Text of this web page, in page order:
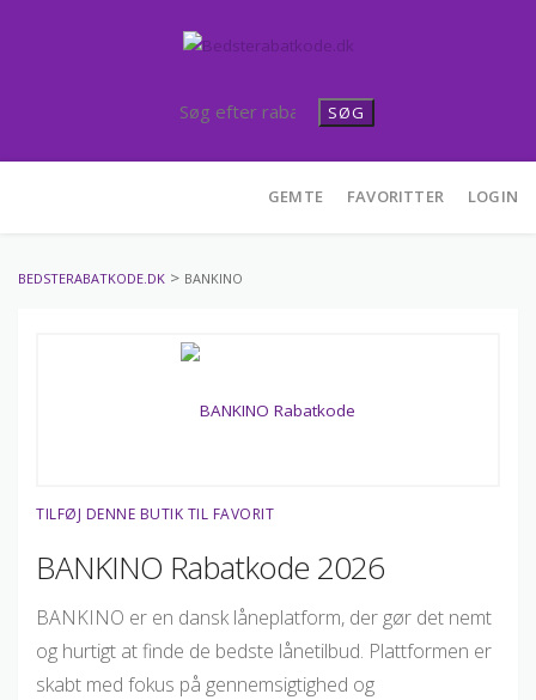
SØG
GEMTE FAVORITTER LOGIN
BEDSTERABATKODE.DK > BANKINO
TILFØJ DENNE BUTIK TIL FAVORIT
BANKINO Rabatkode 2026
BANKINO er en dansk låneplatform, der gør det nemt
og hurtigt at finde de bedste lånetilbud. Plattformen er
skabt med fokus på gennemsigtighed og